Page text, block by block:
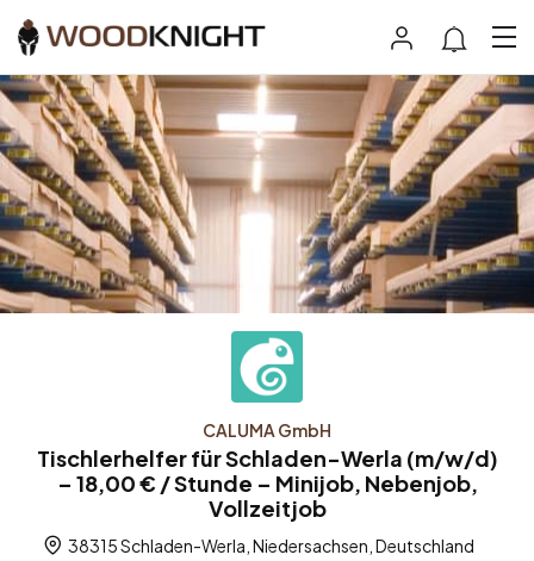
CALUMA GmbH
Tischlerhelfer für Schladen-Werla (m/w/d)
– 18,00 € / Stunde – Minijob, Nebenjob,
Vollzeitjob
38315 Schladen-Werla, Niedersachsen, Deutschland